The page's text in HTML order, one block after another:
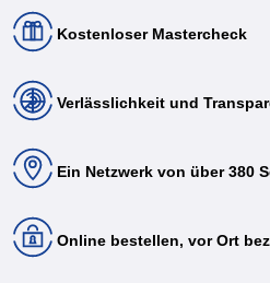
Kostenloser Mastercheck
Verlässlichkeit und
Ein Netzwerk von über 380
Online bestellen, vor Ort